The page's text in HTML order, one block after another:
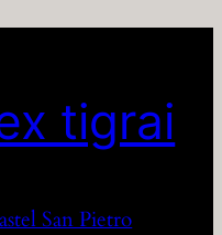
tigrai
San Pietro